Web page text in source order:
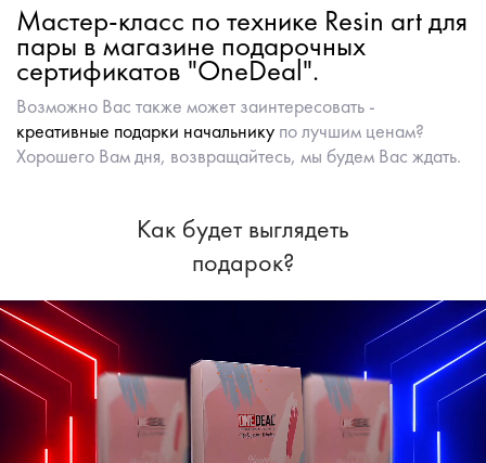
Мастер-класс по технике Resin art для
пары в магазине подарочных
сертификатов "OneDeal".
Возможно Вас также может заинтересовать -
креативные подарки начальнику по лучшим ценам?
Хорошего Вам дня, возвращайтесь, мы будем Вас ждать.
Как будет выглядеть
подарок?